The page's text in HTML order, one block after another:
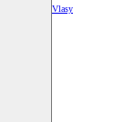
Vlasy